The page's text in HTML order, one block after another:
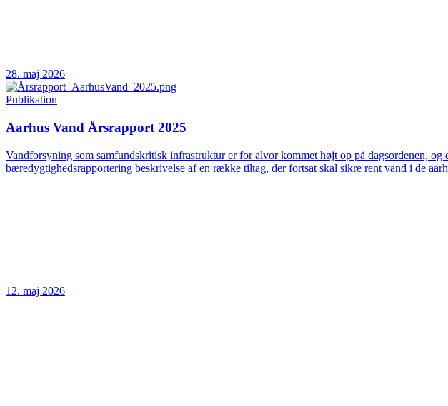
28. maj 2026
Publikation
Aarhus Vand Årsrapport 2025
Vandforsyning som samfundskritisk infrastruktur er for alvor kommet højt op på dagsordenen,
bæredygtighedsrapportering beskrivelse af en række tiltag, der fortsat skal sikre rent vand i de
12. maj 2026